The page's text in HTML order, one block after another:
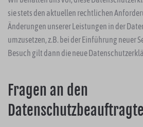
sie stets den aktuellen rechtlichen
Änderungen unserer Leistungen in der
umzusetzen, z.B. bei der Einführung neuer
Besuch gilt dann die neue
Fragen an den